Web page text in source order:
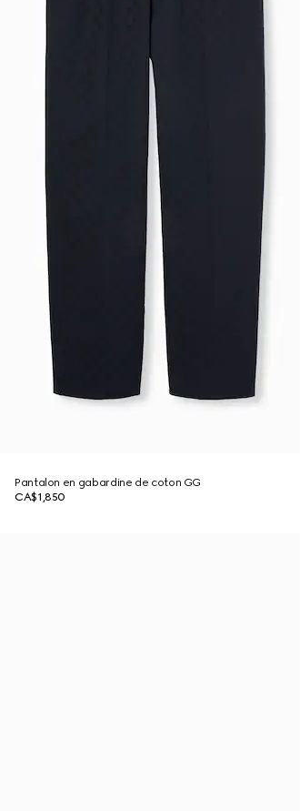
Pantalon en gabardine de coton GG
CA$1,850